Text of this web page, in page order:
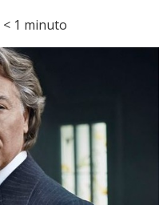
< 1 minuto